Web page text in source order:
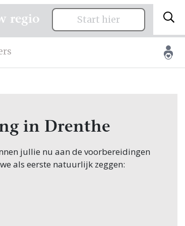
regio Start hier
in Drenthe
jullie nu aan de voorbereidingen
als eerste natuurlijk zeggen:
naar Catering, en jullie